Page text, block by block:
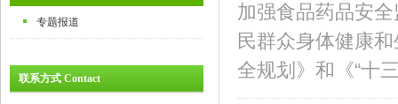
专题报道
联系方式 Contact
加强食品药品安
民群众身体健康
全规划》和《“十